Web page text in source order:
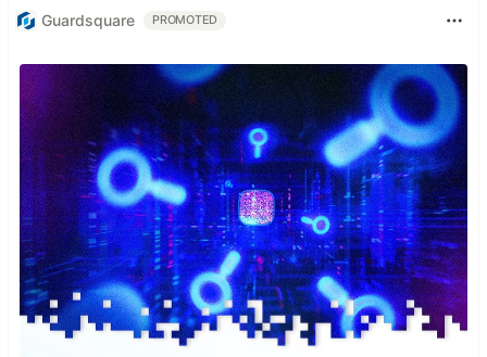
Guardsquare PROMOTED